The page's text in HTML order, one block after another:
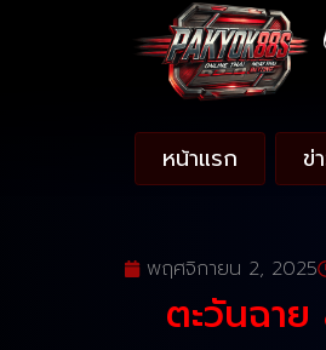
หน้าแรก ข่
พฤศจิกายน 2, 2025
ตะวันฉา